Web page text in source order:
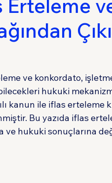
Sigorta
Erteleme
ve konkordato,
hukuki
kanun ile iflas erteleme
Bu yazıda iflas
ve hukuki sonuçlarına